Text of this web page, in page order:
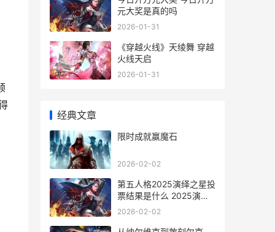
元大奖是真的吗
2026-01-31
《穿越火线》天绫舞 穿越
火线天启
2026-01-31
经典文章
限时成就赢魔石
2026-02-02
第五人格2025演绎之星投
票结果是什么 2025演绎
之星投票结果一览 第五人
2026-02-02